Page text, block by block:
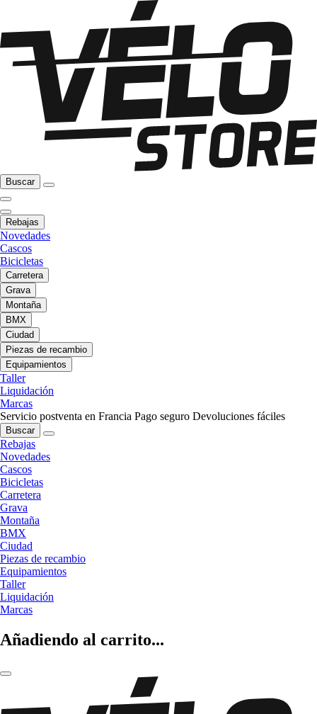
Buscar
Rebajas
Novedades
Cascos
Bicicletas
Carretera
Grava
Montaña
BMX
Ciudad
Piezas de recambio
Equipamientos
Taller
Liquidación
Marcas
Servicio postventa en Francia Pago seguro Devoluciones fáciles
Buscar
Rebajas
Novedades
Cascos
Bicicletas
Carretera
Grava
Montaña
BMX
Ciudad
Piezas de recambio
Equipamientos
Taller
Liquidación
Marcas
Añadiendo al carrito...